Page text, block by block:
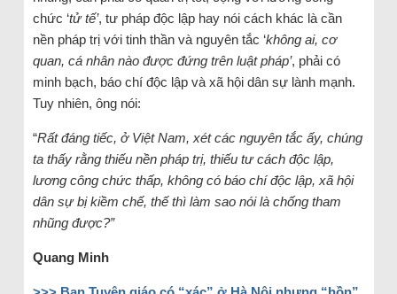
chức ‘tử tế’, tư pháp độc lập hay nói cách khác là cần
nền pháp trị với tinh thần và nguyên tắc ‘không ai, cơ
quan, cá nhân nào được đứng trên luật pháp’, phải có
minh bạch, báo chí độc lập và xã hội dân sự lành mạnh.
Tuy nhiên, ông nói:
“Rất đáng tiếc, ở Việt Nam, xét các nguyên tắc ấy, chúng
ta thấy rằng thiếu nền pháp trị, thiếu tư cách độc lập,
lương công chức thấp, không có báo chí độc lập, xã hội
dân sự bị kiềm chế, thế thì làm sao nói là chống tham
nhũng được?”
Quang Minh